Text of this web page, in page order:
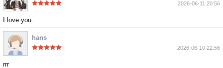
2026-06-11 20:56
I love you.
hans
2026-06-10 22:56
rrr